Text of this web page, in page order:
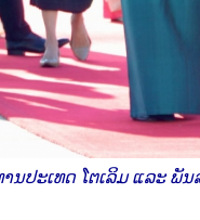
ນປະເທດ ໂຕເລິມ ແລະ